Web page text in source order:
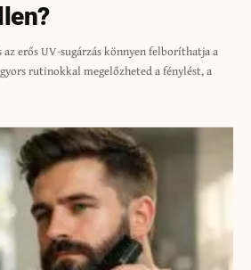
az erős UV-sugárzás könnyen felboríthatja a
rutinokkal megelőzheted a fénylést, a